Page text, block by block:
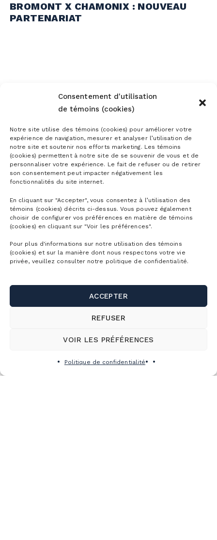
Consentement d'utilisation
de témoins (cookies)
Notre site utilise des témoins (cookies) pour améliorer votre
expérience de navigation, mesurer et analyser l’utilisation de
notre site et soutenir nos efforts marketing. Les témoins
(cookies) permettent à notre site de se souvenir de vous et de
personnaliser votre expérience. Le fait de refuser ou de retirer
son consentement peut impacter négativement les
fonctionnalités du site internet.
En cliquant sur "Accepter", vous consentez à l’utilisation des
témoins (cookies) décrits ci-dessus. Vous pouvez également
choisir de configurer vos préférences en matière de témoins
(cookies) en cliquant sur "Voir les préférences".
Pour plus d'informations sur notre utilisation des témoins
(cookies) et sur la manière dont nous respectons votre vie
privée, veuillez consulter notre politique de confidentialité.
ACCEPTER
REFUSER
VOIR LES PRÉFÉRENCES
Politique de confidentialité
BROMONT X CHAMONIX : NOUVEAU
PARTENARIAT
VOIR TOUS LES ARTICLES